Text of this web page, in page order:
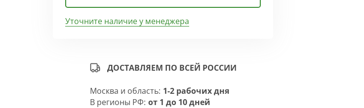
Уточните наличие у менеджера
ДОСТАВЛЯЕМ ПО ВСЕЙ РОССИИ
Москва и область: 1-2 рабочих дня
В регионы РФ: от 1 до 10 дней